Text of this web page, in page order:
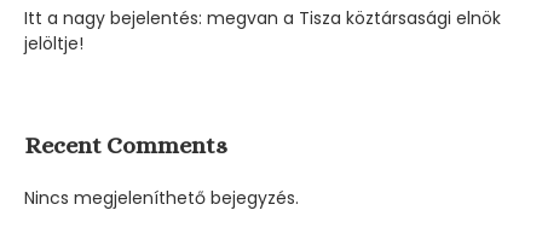
Itt a nagy bejelentés: megvan a Tisza köztársasági elnök
jelöltje!
Recent Comments
Nincs megjeleníthető bejegyzés.